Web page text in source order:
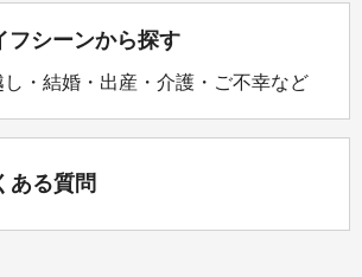
フシーンから探す
し・結婚・出産・介護・ご不幸など
ある質問